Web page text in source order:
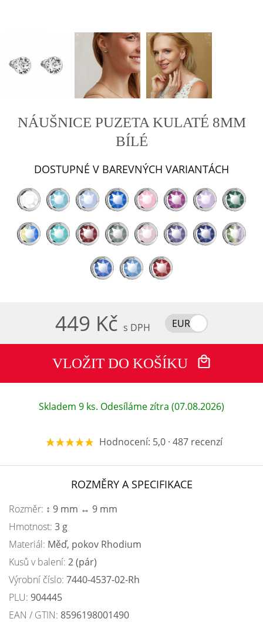
NÁUŠNICE PUZETA KULATÉ 8MM
BÍLÉ
DOSTUPNÉ V BAREVNÝCH VARIANTÁCH
449 Kč s DPH EUR
VLOŽIT DO KOŠÍKU
Skladem 9 ks. Odesíláme zítra (07.08.2026)
Hodnocení: 5,0 · 487 recenzí
ROZMĚRY A SPECIFIKACE
Rozměr: ↕ 9 mm ↔ 9 mm
Hmotnost: 3 g
Materiál: Měď, pokov Rhodium
Kusů v balení: 2 (pár)
Výrobní číslo: 7440-4537-02-Rh
PLU: 904445
EAN / GTIN: 8596198001490